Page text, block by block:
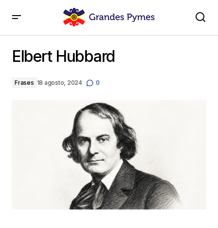
Elbert Hubbard
Frases 18 agosto, 2024 0